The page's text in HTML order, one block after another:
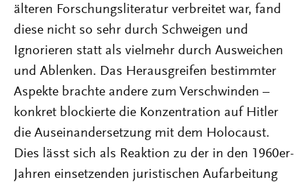
älteren Forschungsliteratur verbreitet war, fand
diese nicht so sehr durch Schweigen und
Ignorieren statt als vielmehr durch Ausweichen
und Ablenken. Das Herausgreifen bestimmter
Aspekte brachte andere zum Verschwinden –
konkret blockierte die Konzentration auf Hitler
die Auseinandersetzung mit dem Holocaust.
Dies lässt sich als Reaktion zu der in den 1960er-
Jahren einsetzenden juristischen Aufarbeitung